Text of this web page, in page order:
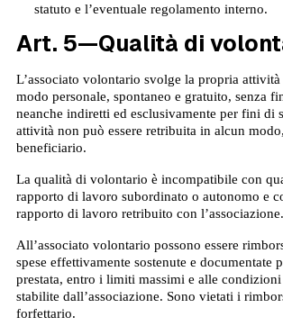
statuto e l’eventuale regolamento interno.
Art. 5—Qualità di
L’associato volontario svolge la propria
modo personale, spontaneo e gratuito, senza
neanche indiretti ed esclusivamente per fini di
attività non può essere retribuita in alcun
beneficiario.
La qualità di volontario è incompatibile con
rapporto di lavoro subordinato o autonomo e
rapporto di lavoro retribuito con l’associazione.
All’associato volontario possono essere
spese effettivamente sostenute e documentate
prestata, entro i limiti massimi e alle
stabilite dall’associazione. Sono vietati i
forfettario.